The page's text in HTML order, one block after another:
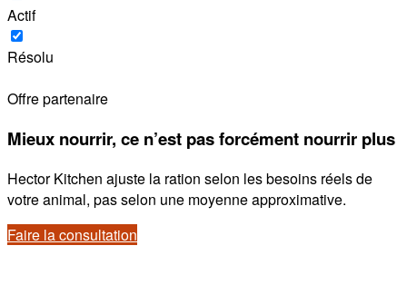
Actif
Résolu
Offre partenaire
Mieux nourrir, ce n’est pas forcément nourrir plus
Hector Kitchen ajuste la ration selon les besoins réels de
votre animal, pas selon une moyenne approximative.
Faire la consultation